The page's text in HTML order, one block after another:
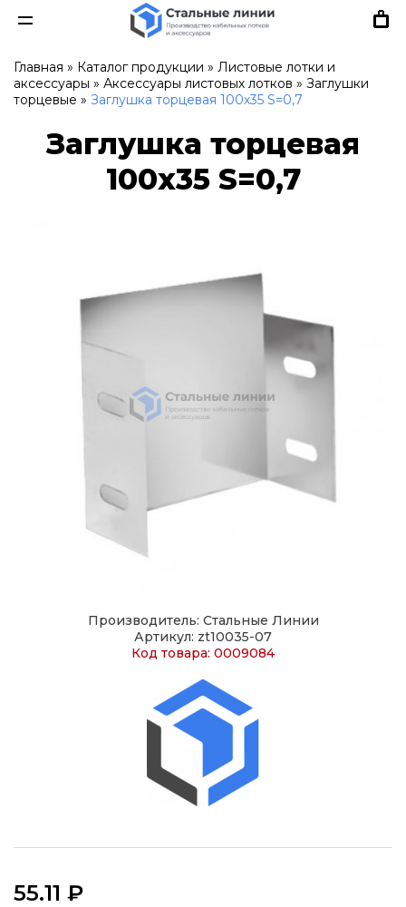
Главная » Каталог продукции » Листовые лотки и
аксессуары » Аксессуары листовых лотков » Заглушки
торцевые » Заглушка торцевая 100х35 S=0,7
Заглушка торцевая
100х35 S=0,7
Производитель: Стальные Линии
Артикул: zt10035-07
Код товара: 0009084
55.11 ₽